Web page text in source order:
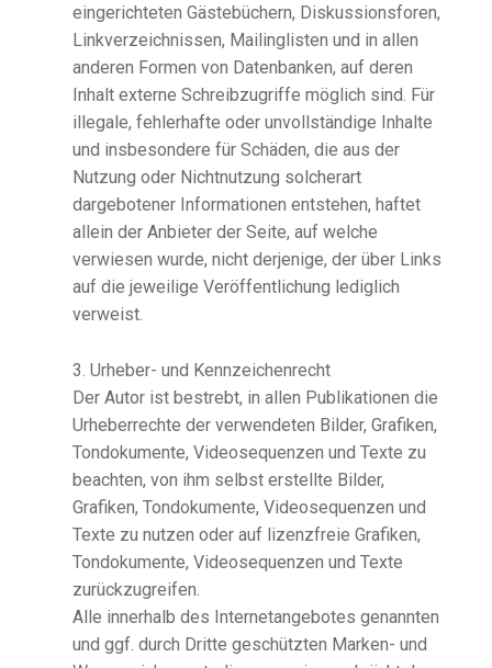
eingerichteten Gästebüchern, Diskussionsforen,
Linkverzeichnissen, Mailinglisten und in allen
anderen Formen von Datenbanken, auf deren
Inhalt externe Schreibzugriffe möglich sind. Für
illegale, fehlerhafte oder unvollständige Inhalte
und insbesondere für Schäden, die aus der
Nutzung oder Nichtnutzung solcherart
dargebotener Informationen entstehen, haftet
allein der Anbieter der Seite, auf welche
verwiesen wurde, nicht derjenige, der über Links
auf die jeweilige Veröffentlichung lediglich
verweist.
3. Urheber- und Kennzeichenrecht
Der Autor ist bestrebt, in allen Publikationen die
Urheberrechte der verwendeten Bilder, Grafiken,
Tondokumente, Videosequenzen und Texte zu
beachten, von ihm selbst erstellte Bilder,
Grafiken, Tondokumente, Videosequenzen und
Texte zu nutzen oder auf lizenzfreie Grafiken,
Tondokumente, Videosequenzen und Texte
zurückzugreifen.
Alle innerhalb des Internetangebotes genannten
und ggf. durch Dritte geschützten Marken- und